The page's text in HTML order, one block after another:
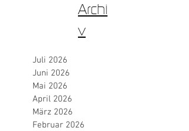
Archi
v
Juli 2026
Juni 2026
Mai 2026
April 2026
März 2026
Februar 2026